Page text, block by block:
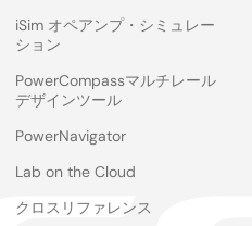
iSim オペアンプ・シミュレー
ション
PowerCompassマルチレール
デザインツール
PowerNavigator
Lab on the Cloud
クロスリファレンス